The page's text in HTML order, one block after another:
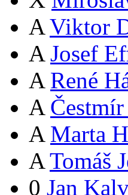
A Viktor
A Josef
A René
A
A Marta
A Tomáš
0 Jan